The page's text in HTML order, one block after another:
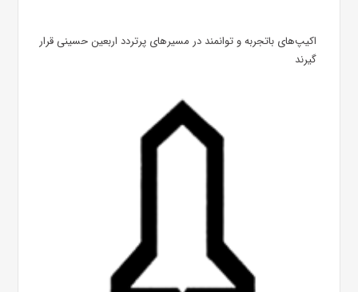
اکیپ‌های باتجربه و توانمند در مسیرهای پرتردد اربعین حسینی قرار
گیرند